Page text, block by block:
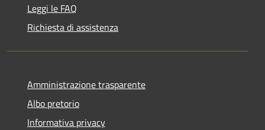
Leggi le FAQ
Richiesta di assistenza
Amministrazione trasparente
Albo pretorio
Informativa privacy